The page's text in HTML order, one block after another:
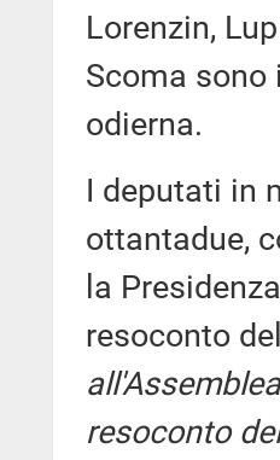
Lorenzin,
Scoma sono
odierna.
I deputati in
ottantadue,
la
resoconto
resoconto